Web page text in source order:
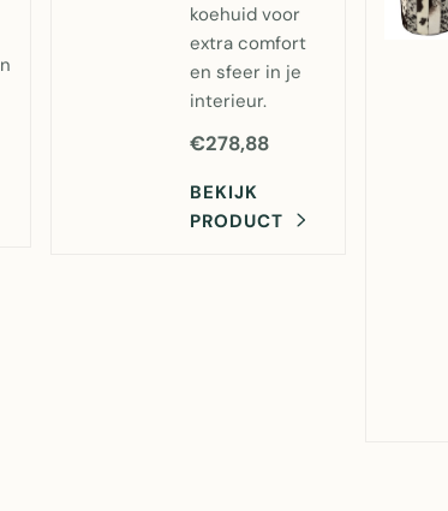
koehuid voor
extra comfort
en sfeer in je
interieur.
€278,88
BEKIJK
PRODUCT